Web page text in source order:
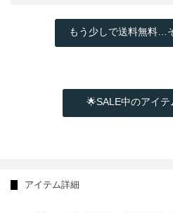
もう少しで送料無料…
🌟SALE中のアイ
アイテム詳細